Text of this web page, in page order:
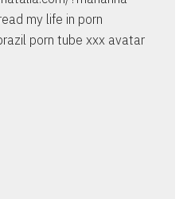
my life in porn
porn tube xxx avatar